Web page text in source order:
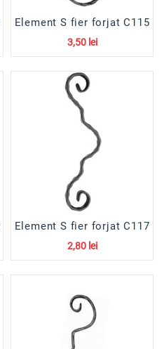
Element S fier forjat C115
3,50 lei
Element S fier forjat C117
2,80 lei